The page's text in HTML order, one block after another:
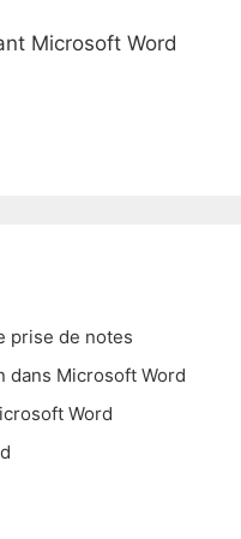
Microsoft Word
prise de notes
dans Microsoft Word
Word